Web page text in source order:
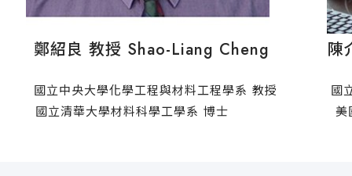
鄭紹良 教授 Shao-Liang Cheng
國立中央大學化學工程與材料工程學系 教授
國立清華大學材料科學工學系 博士
陳介
國
美國威